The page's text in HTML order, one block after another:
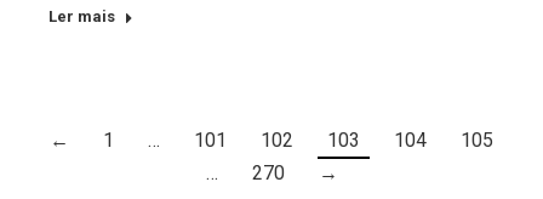
Ler mais
← 1 … 101 102 103 104
105
…
270 →